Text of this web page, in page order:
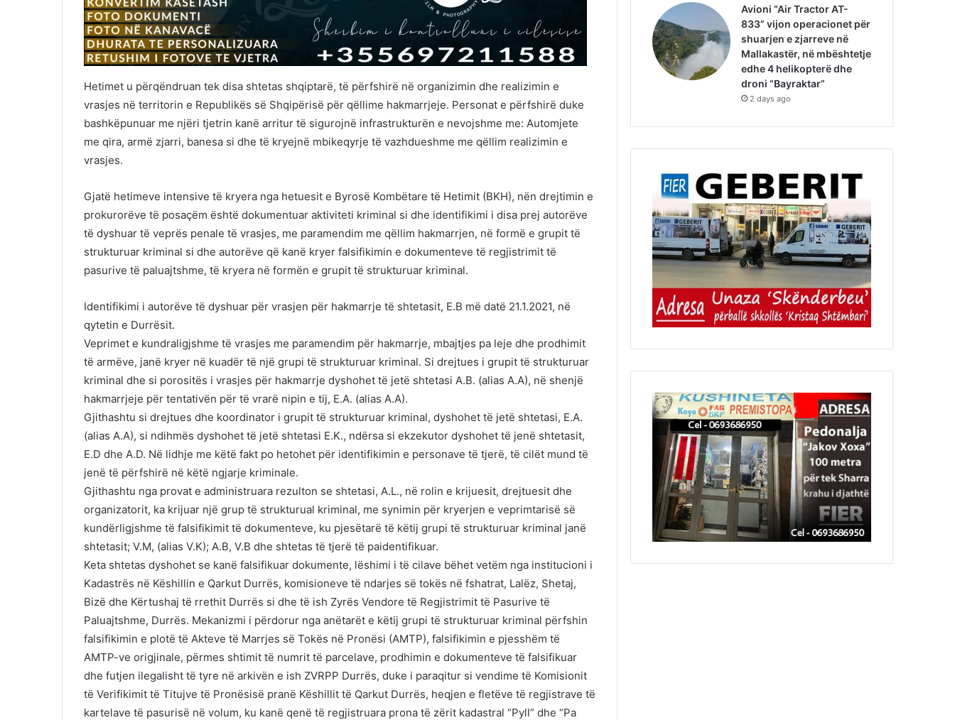
Hetimet u përqëndruan tek disa shtetas shqiptarë, të përfshirë në organizimin dhe realizimin e
vrasjes në territorin e Republikës së Shqipërisë për qëllime hakmarrjeje. Personat e përfshirë duke
bashkëpunuar me njëri tjetrin kanë arritur të sigurojnë infrastrukturën e nevojshme me: Automjete
me qira, armë zjarri, banesa si dhe të kryejnë mbikeqyrje të vazhdueshme me qëllim realizimin e
vrasjes.
Gjatë hetimeve intensive të kryera nga hetuesit e Byrosë Kombëtare të Hetimit (BKH), nën drejtimin e
prokurorëve të posaçëm është dokumentuar aktiviteti kriminal si dhe identifikimi i disa prej autorëve
të dyshuar të veprës penale të vrasjes, me paramendim me qëllim hakmarrjen, në formë e grupit të
strukturuar kriminal si dhe autorëve që kanë kryer falsifikimin e dokumenteve të regjistrimit të
pasurive të paluajtshme, të kryera në formën e grupit të strukturuar kriminal.
Identifikimi i autorëve të dyshuar për vrasjen për hakmarrje të shtetasit, E.B më datë 21.1.2021, në
qytetin e Durrësit.
Veprimet e kundraligjshme të vrasjes me paramendim për hakmarrje, mbajtjes pa leje dhe prodhimit
të armëve, janë kryer në kuadër të një grupi të strukturuar kriminal. Si drejtues i grupit të strukturuar
kriminal dhe si porositës i vrasjes për hakmarrje dyshohet të jetë shtetasi A.B. (alias A.A), në shenjë
hakmarrjeje për tentativën për të vrarë nipin e tij, E.A. (alias A.A).
Gjithashtu si drejtues dhe koordinator i grupit të strukturuar kriminal, dyshohet të jetë shtetasi, E.A.
(alias A.A), si ndihmës dyshohet të jetë shtetasi E.K., ndërsa si ekzekutor dyshohet të jenë shtetasit,
E.D dhe A.D. Në lidhje me këtë fakt po hetohet për identifikimin e personave të tjerë, të cilët mund të
jenë të përfshirë në këtë ngjarje kriminale.
Gjithashtu nga provat e administruara rezulton se shtetasi, A.L., në rolin e krijuesit, drejtuesit dhe
organizatorit, ka krijuar një grup të strukturual kriminal, me synimin për kryerjen e veprimtarisë së
kundërligjshme të falsifikimit të dokumenteve, ku pjesëtarë të këtij grupi të strukturuar kriminal janë
shtetasit; V.M, (alias V.K); A.B, V.B dhe shtetas të tjerë të paidentifikuar.
Keta shtetas dyshohet se kanë falsifikuar dokumente, lëshimi i të cilave bëhet vetëm nga institucioni i
Kadastrës në Këshillin e Qarkut Durrës, komisioneve të ndarjes së tokës në fshatrat, Lalëz, Shetaj,
Bizë dhe Kërtushaj të rrethit Durrës si dhe të ish Zyrës Vendore të Regjistrimit të Pasurive të
Paluajtshme, Durrës. Mekanizmi i përdorur nga anëtarët e këtij grupi të strukturuar kriminal përfshin
falsifikimin e plotë të Akteve të Marrjes së Tokës në Pronësi (AMTP), falsifikimin e pjesshëm të
AMTP-ve origjinale, përmes shtimit të numrit të parcelave, prodhimin e dokumenteve të falsifikuar
dhe futjen ilegalisht të tyre në arkivën e ish ZVRPP Durrës, duke i paraqitur si vendime të Komisionit
të Verifikimit të Titujve të Pronësisë pranë Këshillit të Qarkut Durrës, heqjen e fletëve të regjistrave të
kartelave të pasurisë në volum, ku kanë qenë të regjistruara prona të zërit kadastral “Pyll” dhe “Pa
Avioni “Air Tractor AT-
833” vijon operacionet për
shuarjen e zjarreve në
Mallakastër, në mbështetje
edhe 4 helikopterë dhe
droni “Bayraktar”
2 days ago